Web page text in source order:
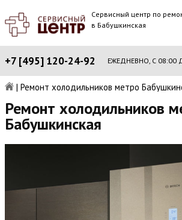
Сервисный центр по
в Бабушкинская
+7 [495] 120-24-92 ЕЖЕДНЕВНО, С 08:00
| Ремонт холодильников метро
Ремонт холодильников
Бабушкинская